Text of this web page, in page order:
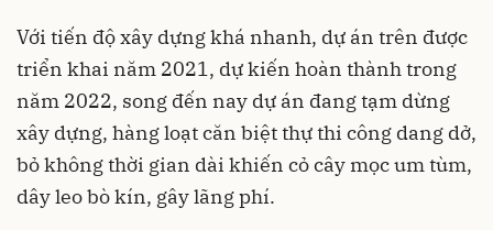
Với tiến độ xây dựng khá nhanh, dự án trên được
triển khai năm 2021, dự kiến hoàn thành trong
năm 2022, song đến nay dự án đang tạm dừng
xây dựng, hàng loạt căn biệt thự thi công dang dở,
bỏ không thời gian dài khiến cỏ cây mọc um tùm,
dây leo bò kín, gây lãng phí.